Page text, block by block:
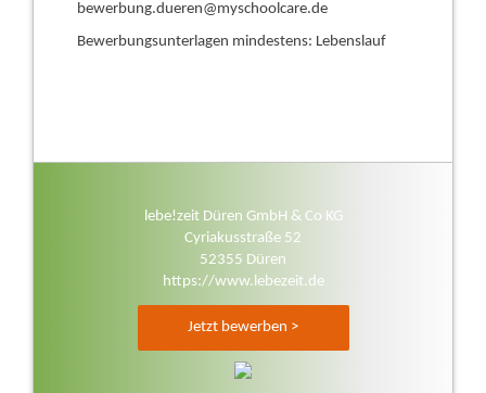
bewerbung.dueren@myschoolcare.de
Bewerbungsunterlagen mindestens: Lebenslauf
lebe!zeit Düren GmbH & Co KG
Cyriakusstraße 52
52355 Düren
https://www.lebezeit.de
Jetzt bewerben >